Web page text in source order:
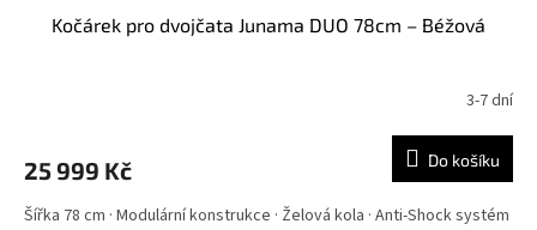
Kočárek pro dvojčata Junama DUO 78cm – Béžová
3-7 dní
25 999 Kč Do košíku
Šířka 78 cm · Modulární konstrukce · Želová kola · Anti-Shock systém